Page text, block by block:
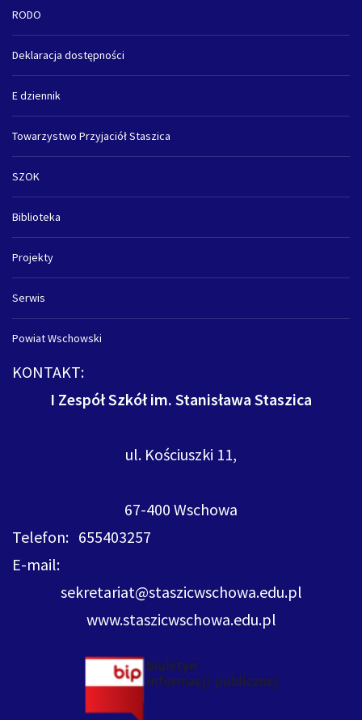
RODO
Deklaracja dostępności
E dziennik
Towarzystwo Przyjaciół Staszica
SZOK
Biblioteka
Projekty
Serwis
Powiat Wschowski
KONTAKT:
I Zespół Szkół im. Stanisława Staszica
ul. Kościuszki 11,
67-400 Wschowa
Telefon: 655403257
E-mail:
sekretariat@staszicwschowa.edu.pl
www.staszicwschowa.edu.pl